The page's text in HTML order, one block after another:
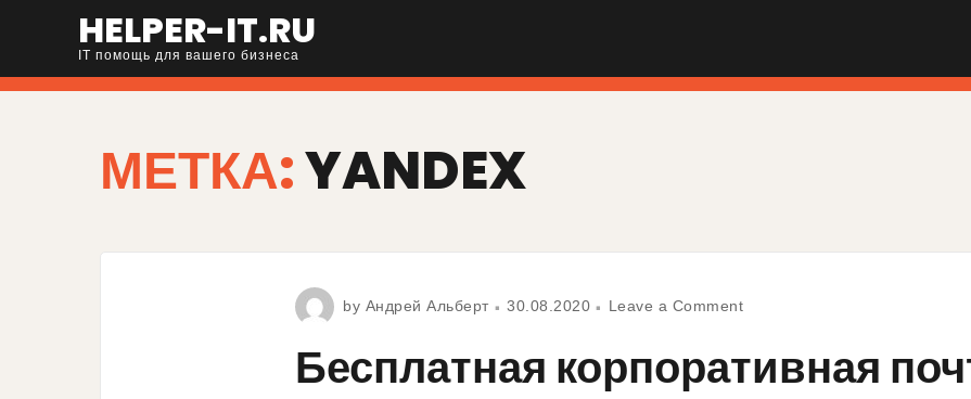
HELPER-IT.RU
IT помощь для вашего бизнеса
МЕТКА:YANDEX
by Андрей Альберт 30.08.2020 Leave a Comment
Бесплатная корпоративная